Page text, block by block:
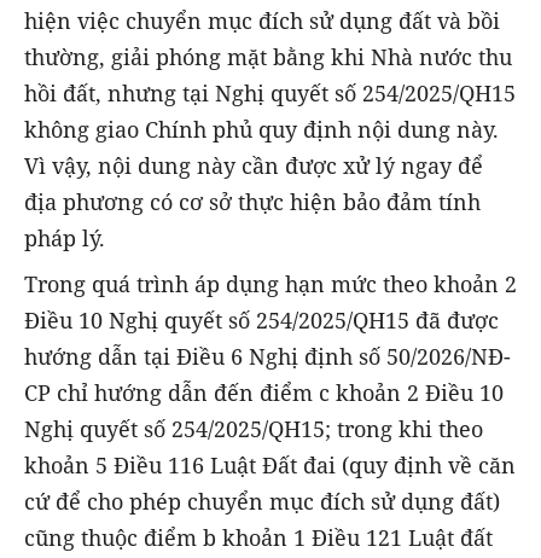
hiện việc chuyển mục đích sử dụng đất và bồi
thường, giải phóng mặt bằng khi Nhà nước thu
hồi đất, nhưng tại Nghị quyết số 254/2025/QH15
không giao Chính phủ quy định nội dung này.
Vì vậy, nội dung này cần được xử lý ngay để
địa phương có cơ sở thực hiện bảo đảm tính
pháp lý.
Trong quá trình áp dụng hạn mức theo khoản 2
Điều 10 Nghị quyết số 254/2025/QH15 đã được
hướng dẫn tại Điều 6 Nghị định số 50/2026/NĐ-
CP chỉ hướng dẫn đến điểm c khoản 2 Điều 10
Nghị quyết số 254/2025/QH15; trong khi theo
khoản 5 Điều 116 Luật Đất đai (quy định về căn
cứ để cho phép chuyển mục đích sử dụng đất)
cũng thuộc điểm b khoản 1 Điều 121 Luật đất